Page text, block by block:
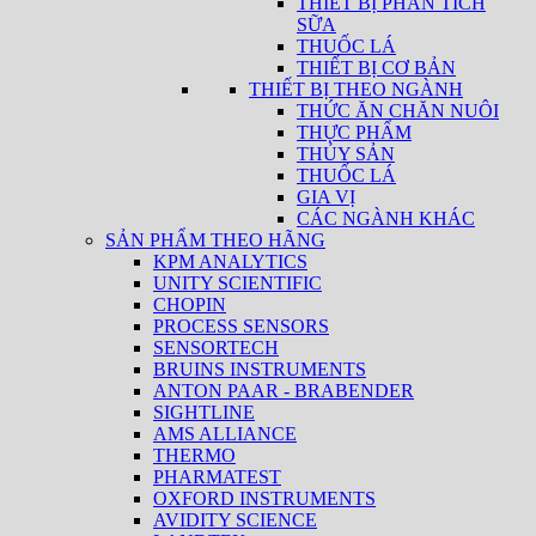
SỮA
THUỐC LÁ
THIẾT BỊ CƠ BẢN
THIẾT BỊ THEO NGÀNH
THỨC ĂN CHĂN NUÔI
THỰC PHẨM
THỦY SẢN
THUỐC LÁ
GIA VỊ
CÁC NGÀNH KHÁC
SẢN PHẨM THEO HÃNG
KPM ANALYTICS
UNITY SCIENTIFIC
CHOPIN
PROCESS SENSORS
SENSORTECH
BRUINS INSTRUMENTS
ANTON PAAR - BRABENDER
SIGHTLINE
AMS ALLIANCE
THERMO
PHARMATEST
OXFORD INSTRUMENTS
AVIDITY SCIENCE